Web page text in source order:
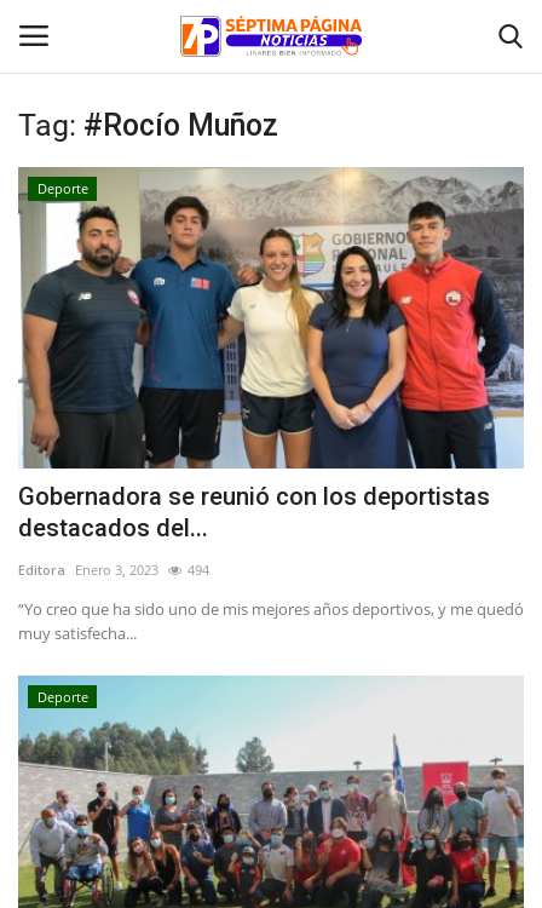
Inicio
Crónica
Policial
Tribunales
Deporte
Política
Espectáculos
Tag: #Rocío Muñoz
Deporte
Gobernadora se reunió con los deportistas
destacados del...
Editora Enero 3, 2023 494
“Yo creo que ha sido uno de mis mejores años deportivos, y me quedó
muy satisfecha...
Deporte